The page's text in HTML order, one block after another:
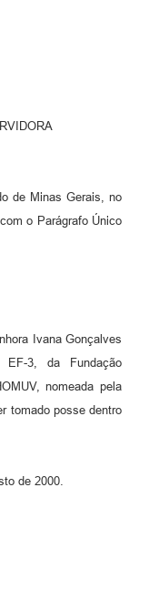
de Minas Gerais, no
o Parágrafo Único
Ivana Gonçalves
3, da Fundação
nomeada pela
tomado posse dentro
de 2000.